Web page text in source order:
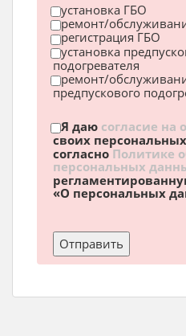
установка ГБО
ремонт/
регистрация ГБО
установка
подогревателя
ремонт/
предпускового
Я даю согласие на
своих
согласно Политике
персональных
«О персональных